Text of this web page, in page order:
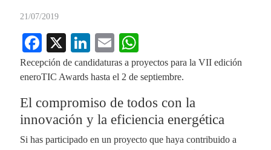
21/07/2019
Fa
ce
bo
ok
X
Li
nk
ed
In
E
m
ail
ha
ts
A
pp
Recepción de candidaturas a proyectos para la VII edición
eneroTIC Awards hasta el 2 de septiembre.
El compromiso de todos con la
innovación y la eficiencia energética
Si has participado en un proyecto que haya contribuido a